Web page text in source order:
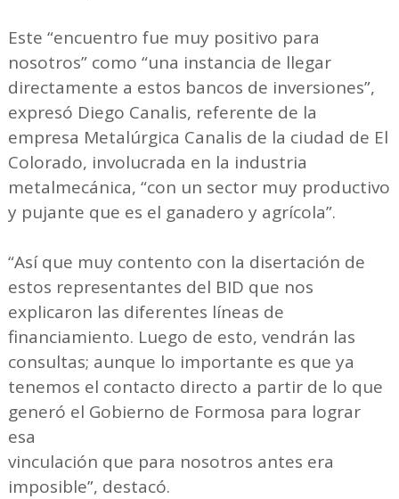
Este “encuentro fue muy positivo para
nosotros” como “una instancia de llegar
directamente a estos bancos de inversiones”,
expresó Diego Canalis, referente de la
empresa Metalúrgica Canalis de la ciudad de El
Colorado, involucrada en la industria
metalmecánica, “con un sector muy productivo
y pujante que es el ganadero y agrícola”.
“Así que muy contento con la disertación de
estos representantes del BID que nos
explicaron las diferentes líneas de
financiamiento. Luego de esto, vendrán las
consultas; aunque lo importante es que ya
tenemos el contacto directo a partir de lo que
generó el Gobierno de Formosa para lograr
esa
vinculación que para nosotros antes era
imposible”, destacó.